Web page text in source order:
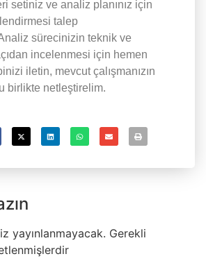
setiniz ve analiz planınız için
talep
sürecinizin teknik ve
incelenmesi için hemen
iletin, mevcut çalışmanızın
birlikte netleştirelim.
yayınlanmayacak. Gerekli